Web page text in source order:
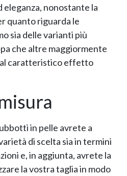
nonostante la
quanto riguarda le
sia delle varianti più
che altre maggiormente
caratteristico effetto
in pelle avrete a
di scelta sia in termini
e, in aggiunta, avrete la
la vostra taglia in modo